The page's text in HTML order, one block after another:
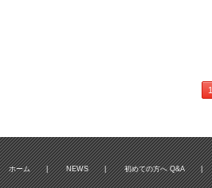
1
ホーム | NEWS | 初めての方へ Q&A |